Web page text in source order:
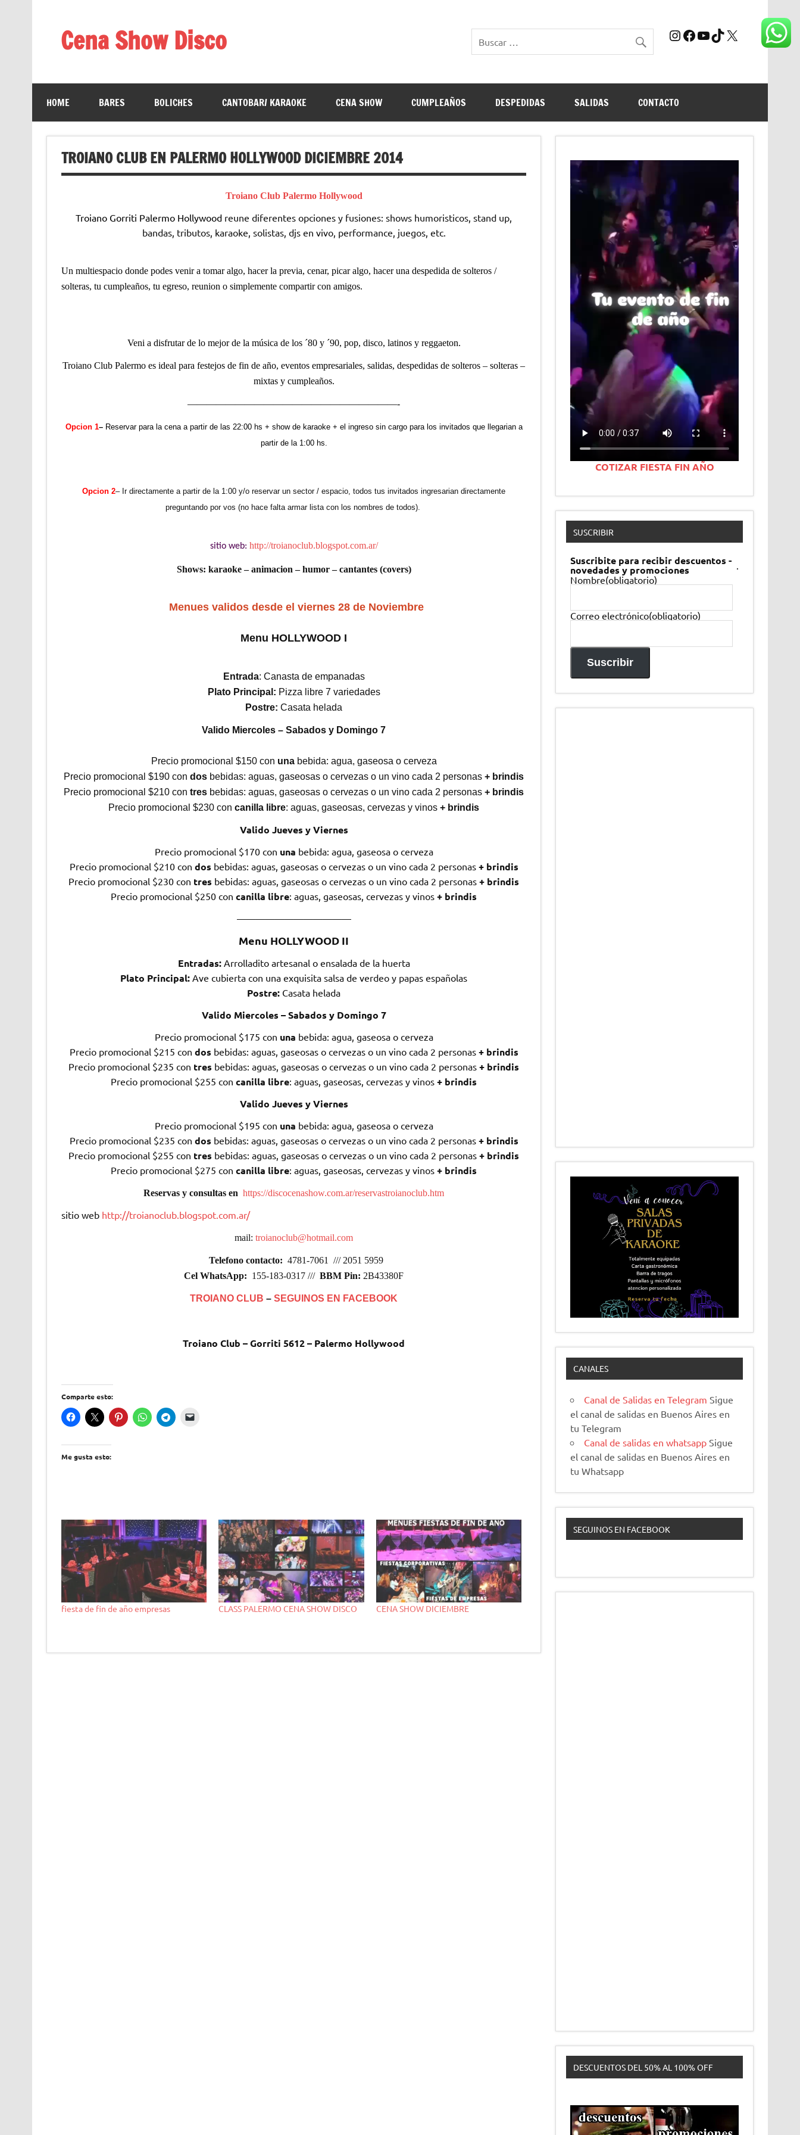
Cena Show Disco InstagramFacebook YouTube TikTok X
HOME BARES BOLICHES CANTOBAR/ KARAOKE CENA SHOW CUMPLEAÑOS DESPEDIDAS SALIDAS CONTACTO
TROIANO CLUB EN PALERMO HOLLYWOOD DICIEMBRE 2014
Troiano Club Palermo Hollywood
Troiano Gorriti Palermo Hollywood reune diferentes opciones y fusiones: shows humoristicos, stand up,
bandas, tributos, karaoke, solistas, djs en vivo, performance, juegos, etc.
Un multiespacio donde podes venir a tomar algo, hacer la previa, cenar, picar algo, hacer una despedida de solteros /
solteras, tu cumpleaños, tu egreso, reunion o simplemente compartir con amigos.
Veni a disfrutar de lo mejor de la música de los ´80 y ´90, pop, disco, latinos y reggaeton.
Troiano Club Palermo es ideal para festejos de fin de año, eventos empresariales, salidas, despedidas de solteros – solteras –
mixtas y cumpleaños.
——————————————————————-
Opcion 1–Reservar para la cena a partir de las 22:00 hs + show de karaoke + el ingreso sin cargo para los invitados que llegarian a
partir de la 1:00 hs.
Opcion 2– Ir directamente a partir de la 1:00 y/o reservar un sector / espacio, todos tus invitados ingresarian directamente
preguntando por vos (no hace falta armar lista con los nombres de todos).
sitio web: http://troianoclub.blogspot.com.ar/
Shows: karaoke – animacion – humor – cantantes (covers)
Menues validos desde el viernes 28 de Noviembre
Menu HOLLYWOOD I
Entrada: Canasta de empanadas
Plato Principal: Pizza libre 7 variedades
Postre: Casata helada
Valido Miercoles – Sabados y Domingo 7
Precio promocional $150 con unabebida: agua, gaseosa o cerveza
Precio promocional $190 condos bebidas: aguas, gaseosas o cervezas o un vino cada 2 personas + brindis
Precio promocional $210 contres bebidas: aguas, gaseosas o cervezas o un vino cada 2 personas + brindis
Precio promocional $230 concanilla libre: aguas, gaseosas, cervezas y vinos+ brindis
Valido Jueves y Viernes
Precio promocional $170 con una bebida: agua, gaseosa o cerveza
Precio promocional $210 con dos bebidas: aguas, gaseosas o cervezas o un vino cada 2 personas + brindis
Precio promocional $230 con tres bebidas: aguas, gaseosas o cervezas o un vino cada 2 personas+ brindis
Precio promocional $250 concanilla libre: aguas, gaseosas, cervezas y vinos+ brindis
————————————
Menu HOLLYWOOD II
Entradas:Arrolladito artesanal o ensalada de la huerta
Plato Principal: Ave cubierta con una exquisita salsa de verdeo y papas españolas
Postre: Casata helada
Valido Miercoles – Sabados y Domingo 7
Precio promocional $175 con una bebida: agua, gaseosa o cerveza
Precio promocional $215 con dos bebidas: aguas, gaseosas o cervezas o un vino cada 2 personas + brindis
Precio promocional $235 con tres bebidas: aguas, gaseosas o cervezas o un vino cada 2 personas+ brindis
Precio promocional $255 concanilla libre: aguas, gaseosas, cervezas y vinos+ brindis
Valido Jueves y Viernes
Precio promocional $195 con una bebida: agua, gaseosa o cerveza
Precio promocional $235 con dos bebidas: aguas, gaseosas o cervezas o un vino cada 2 personas + brindis
Precio promocional $255 con tres bebidas: aguas, gaseosas o cervezas o un vino cada 2 personas + brindis
Precio promocional $275 concanilla libre: aguas, gaseosas, cervezas y vinos + brindis
Reservas y consultas enhttps://discocenashow.com.ar/reservastroianoclub.htm
sitio web http://troianoclub.blogspot.com.ar/
mail:troianoclub@hotmail.com
Telefono contacto: 4781-7061 /// 2051 5959
Cel WhatsApp: 155-183-0317 ///BBM Pin: 2B43380F
TROIANO CLUB –SEGUINOS EN FACEBOOK
Troiano Club – Gorriti 5612 – Palermo Hollywood
Comparte esto:
Me gusta esto:
fiesta de fin de año empresas CLASS PALERMO CENA SHOW DISCO CENA SHOW DICIEMBRE
COTIZAR FIESTA FIN AÑO
SUSCRIBIR
Suscribite para recibir descuentos -
novedades y promociones
.
Nombre(obligatorio)
Correo electrónico(obligatorio)
Suscribir
CANALES
Canal de Salidas en Telegram Sigue
el canal de salidas en Buenos Aires en
tu Telegram
Canal de salidas en whatsapp Sigue
el canal de salidas en Buenos Aires en
tu Whatsapp
SEGUINOS EN FACEBOOK
DESCUENTOS DEL 50% AL 100% OFF